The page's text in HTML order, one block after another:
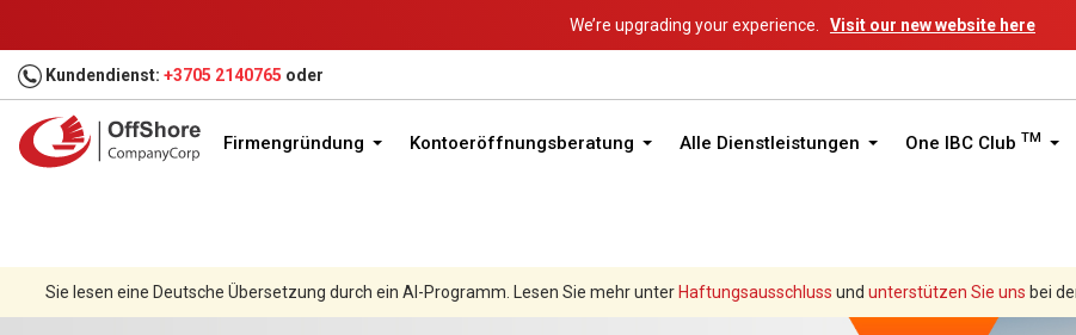
We’re upgrading your experience. Visit our new website here
Kundendienst: +3705 2140765 oder
Firmengründung Kontoeröffnungsberatung Alle Dienstleistungen One IBC Club TM
Sie lesen eine Deutsche Übersetzung durch ein AI-Programm. Lesen Sie mehr unter Haftungsausschluss und unterstützen Sie uns bei